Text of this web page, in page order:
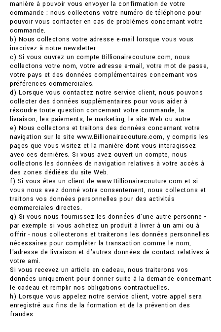
manière à pouvoir vous envoyer la confirmation de votre
commande ; nous collectons votre numéro de téléphone pour
pouvoir vous contacter en cas de problèmes concernant votre
commande.
b) Nous collectons votre adresse e-mail lorsque vous vous
inscrivez à notre newsletter.
c) Si vous ouvrez un compte Billionairecouture.com, nous
collectons votre nom, votre adresse e-mail, votre mot de passe,
votre pays et des données complémentaires concernant vos
préférences commerciales.
d) Lorsque vous contactez notre service client, nous pouvons
collecter des données supplémentaires pour vous aider à
résoudre toute question concernant votre commande, la
livraison, les paiements, le marketing, le site Web ou autre.
e) Nous collectons et traitons des données concernant votre
navigation sur le site www.Billionairecouture.com, y compris les
pages que vous visitez et la manière dont vous interagissez
avec ces dernières. Si vous avez ouvert un compte, nous
collectons les données de navigation relatives à votre accès à
des zones dédiées du site Web.
f) Si vous êtes un client de www.Billionairecouture.com et si
vous nous avez donné votre consentement, nous collectons et
traitons vos données personnelles pour des activités
commerciales directes.
g) Si vous nous fournissez les données d'une autre personne -
par exemple si vous achetez un produit à livrer à un ami ou à
offrir - nous collecterons et traiterons les données personnelles
nécessaires pour compléter la transaction comme le nom,
l'adresse de livraison et d'autres données de contact relatives à
votre ami.
Si vous recevez un article en cadeau, nous traiterons vos
données uniquement pour donner suite à la demande concernant
le cadeau et remplir nos obligations contractuelles.
h) Lorsque vous appelez notre service client, votre appel sera
enregistré aux fins de la formation et de la prévention des
fraudes.